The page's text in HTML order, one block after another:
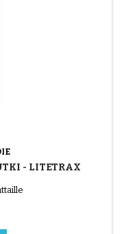
- LITETRAX